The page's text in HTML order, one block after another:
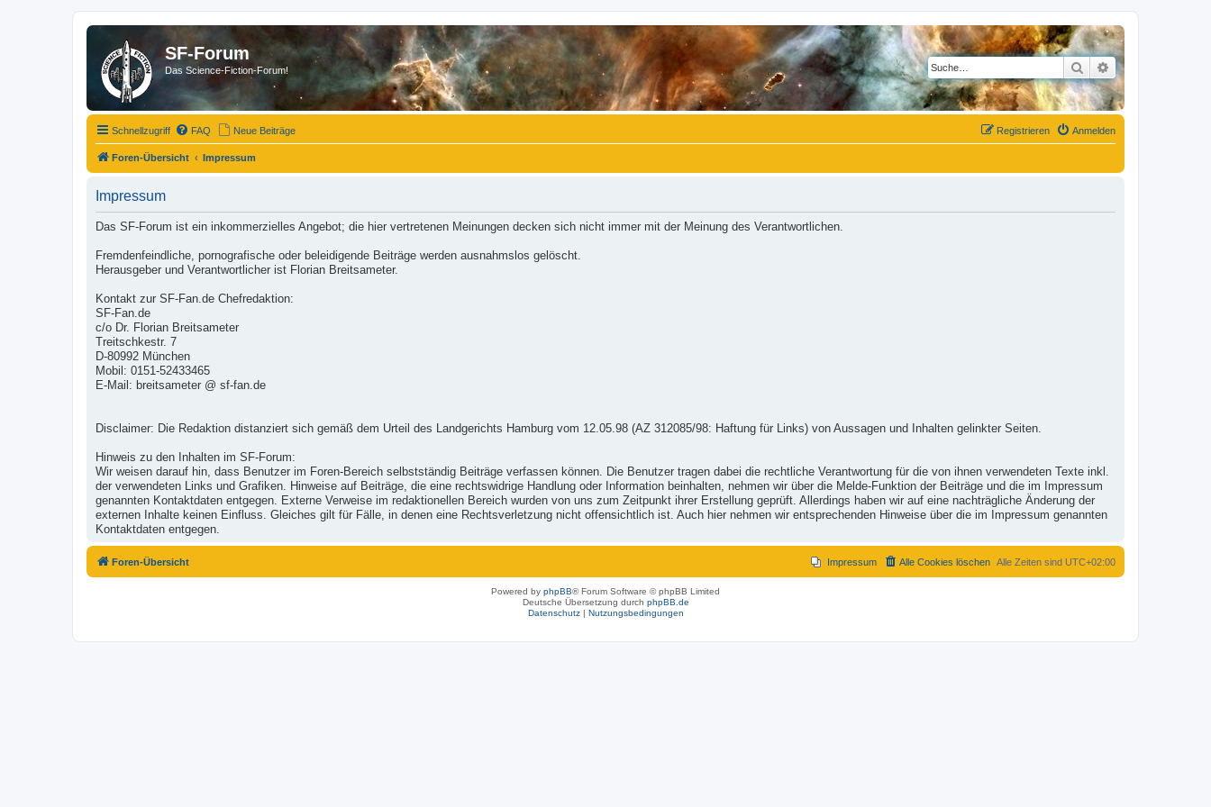
SF-Forum
Das Science-Fiction-Forum! SucheErweiterte Suche
Schnellzugriff FAQ Neue Beiträge Anmelden
Registrieren
Foren-Übersicht Impressum
Impressum
Das SF-Forum ist ein inkommerzielles Angebot; die hier vertretenen Meinungen decken sich nicht immer mit der Meinung des Verantwortlichen.
Fremdenfeindliche, pornografische oder beleidigende Beiträge werden ausnahmslos gelöscht.
Herausgeber und Verantwortlicher ist Florian Breitsameter.
Kontakt zur SF-Fan.de Chefredaktion:
SF-Fan.de
c/o Dr. Florian Breitsameter
Treitschkestr. 7
D-80992 München
Mobil: 0151-52433465
E-Mail: breitsameter @ sf-fan.de
Disclaimer: Die Redaktion distanziert sich gemäß dem Urteil des Landgerichts Hamburg vom 12.05.98 (AZ 312085/98: Haftung für Links) von Aussagen und Inhalten gelinkter Seiten.
Hinweis zu den Inhalten im SF-Forum:
Wir weisen darauf hin, dass Benutzer im Foren-Bereich selbstständig Beiträge verfassen können. Die Benutzer tragen dabei die rechtliche Verantwortung für die von ihnen verwendeten Texte inkl.
der verwendeten Links und Grafiken. Hinweise auf Beiträge, die eine rechtswidrige Handlung oder Information beinhalten, nehmen wir über die Melde-Funktion der Beiträge und die im Impressum
genannten Kontaktdaten entgegen. Externe Verweise im redaktionellen Bereich wurden von uns zum Zeitpunkt ihrer Erstellung geprüft. Allerdings haben wir auf eine nachträgliche Änderung der
externen Inhalte keinen Einfluss. Gleiches gilt für Fälle, in denen eine Rechtsverletzung nicht offensichtlich ist. Auch hier nehmen wir entsprechenden Hinweise über die im Impressum genannten
Kontaktdaten entgegen.
Foren-Übersicht Alle Zeiten sind UTC+02:00
Alle Cookies löschen
Impressum
Powered by phpBB® Forum Software © phpBB Limited
Deutsche Übersetzung durch phpBB.de
Datenschutz| Nutzungsbedingungen